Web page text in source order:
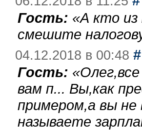
Гость: «А кто
смешите
04.12.2018 в 00:48 #
Гость: «
вам п... Вы,как
примером,а вы не
называете